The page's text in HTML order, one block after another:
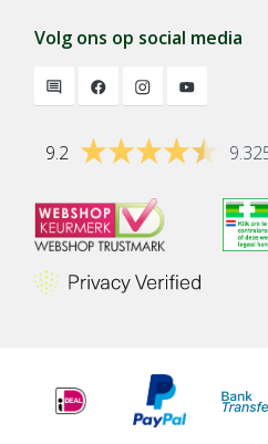
Volg ons op social media
9.2